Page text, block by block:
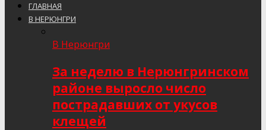
ГЛАВНАЯ
В НЕРЮНГРИ
В Нерюнгри
За неделю в Нерюнгринском
районе выросло число
пострадавших от укусов
клещей